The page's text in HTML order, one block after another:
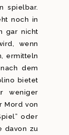
spielbar.
noch in
gar nicht
wenn
ermitteln
dem
bietet
weniger
Mord von
oder
davon zu